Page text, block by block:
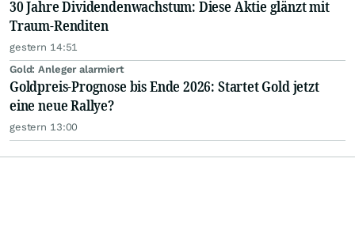
30 Jahre Dividendenwachstum: Diese Aktie glänzt mit
Traum-Renditen
gestern 14:51
Gold: Anleger alarmiert
Goldpreis-Prognose bis Ende 2026: Startet Gold jetzt
eine neue Rallye?
gestern 13:00